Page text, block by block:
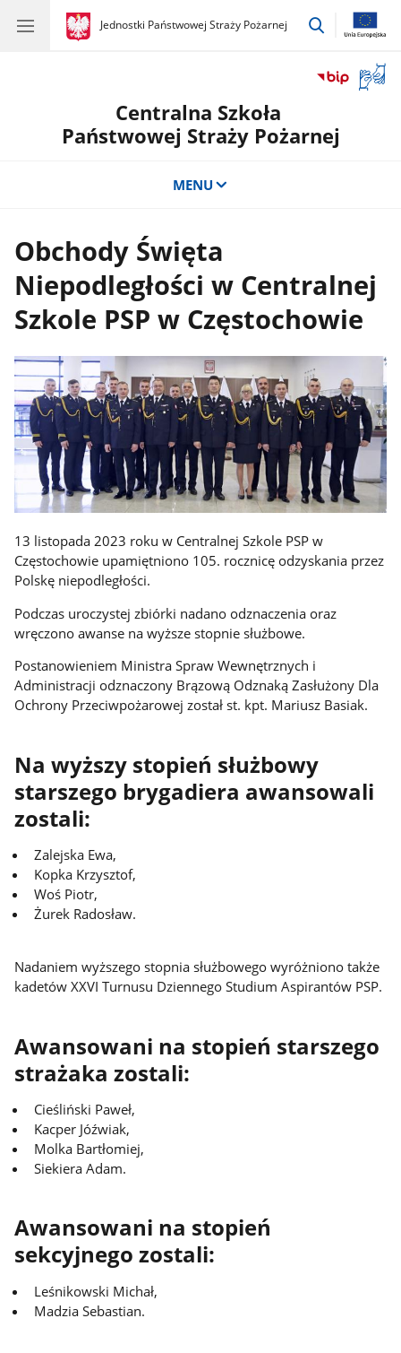
gov.pl
Jednostki Państwowej Straży Pożarnej
gov.pl
Jednostki
przejdź
okno
Centralna Szkoła
Państwowej Straży Pożarnej
MENU
Obchody Święta
Niepodległości w Centralnej
Szkole PSP w Częstochowie
13 listopada 2023 roku w Centralnej Szkole PSP w
Częstochowie upamiętniono 105. rocznicę odzyskania przez
Polskę niepodległości.
Podczas uroczystej zbiórki nadano odznaczenia oraz
wręczono awanse na wyższe stopnie służbowe.
Postanowieniem Ministra Spraw Wewnętrznych i
Administracji odznaczony Brązową Odznaką Zasłużony Dla
Ochrony Przeciwpożarowej został st. kpt. Mariusz Basiak.
Na wyższy stopień służbowy
starszego brygadiera awansowali
zostali:
Zalejska Ewa,
Kopka Krzysztof,
Woś Piotr,
Żurek Radosław.
Nadaniem wyższego stopnia służbowego wyróżniono także
kadetów XXVI Turnusu Dziennego Studium Aspirantów PSP.
Awansowani na stopień starszego
strażaka zostali:
Cieśliński Paweł,
Kacper Jóźwiak,
Molka Bartłomiej,
Siekiera Adam.
Awansowani na stopień
sekcyjnego zostali:
Leśnikowski Michał,
Madzia Sebastian.